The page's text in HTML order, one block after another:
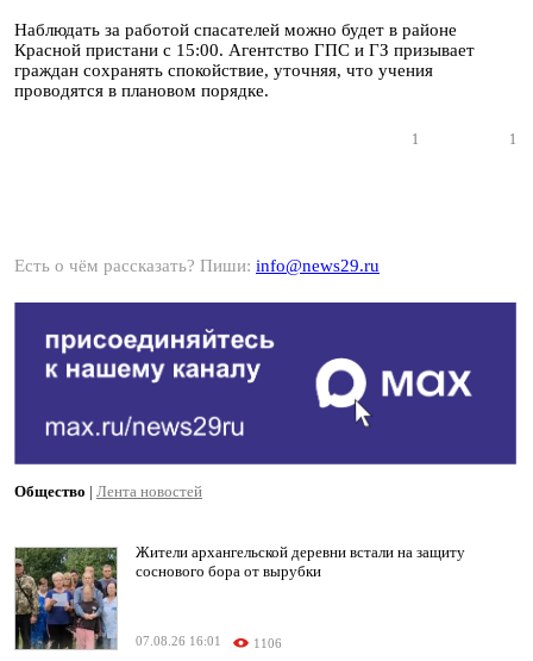
Наблюдать за работой спасателей можно будет в районе
Красной пристани с 15:00. Агентство ГПС и ГЗ призывает
граждан сохранять спокойствие, уточняя, что учения
проводятся в плановом порядке.
1 1
Есть о чём рассказать? Пиши: info@news29.ru
Общество | Лента новостей
Жители архангельской деревни встали на защиту
соснового бора от вырубки
07.08.26 16:01 1106